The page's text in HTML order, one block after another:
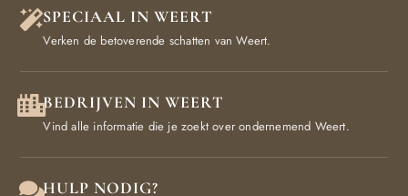
SPECIAAL IN WEERT
Verken de betoverende schatten van Weert.
BEDRIJVEN IN WEERT
Vind alle informatie die je zoekt over ondernemend Weert.
HULP NODIG?